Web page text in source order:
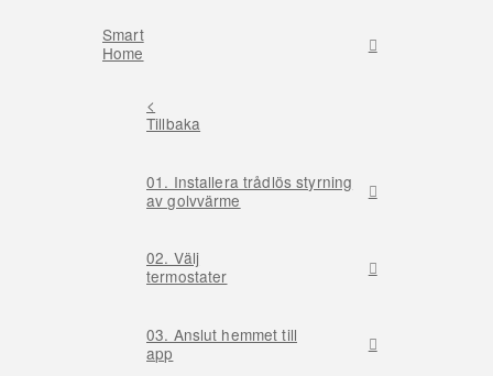
Smart
Home
<
Tillbaka
01. Installera trådlös styrning
av golvvärme
02. Välj
termostater
03. Anslut hemmet till
app